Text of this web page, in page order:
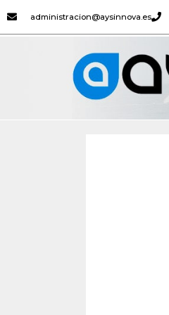
administracion@aysinnova.es